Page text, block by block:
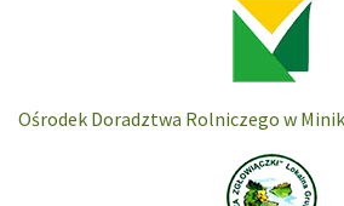
Ośrodek Doradztwa Rolniczego w